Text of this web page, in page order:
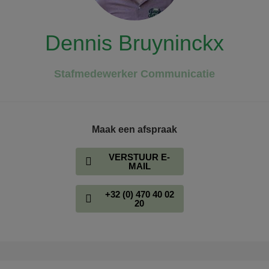
Dennis Bruyninckx
Stafmedewerker Communicatie
Maak een afspraak
VERSTUUR E-
MAIL
+32 (0) 470 40 02
20